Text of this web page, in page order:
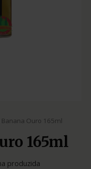
Banana Ouro 165ml
165ml
produzida